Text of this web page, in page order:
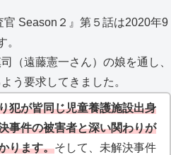
官 Season２』第５話は2020年9
。
（遠藤憲一さん）の娘を通し、
う要求してきました。
犯が皆同じ児童養護施設出身
事件の被害者と深い関わりが
ります。そして、未解決事件